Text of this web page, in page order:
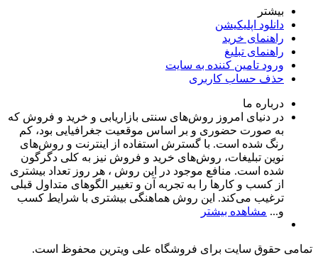
بیشتر
دانلود اپلیکیشن
راهنمای خرید
راهنمای تبلیغ
ورود تامین کننده به سایت
حذف حساب کاربری
درباره ما
در دنیای امروز روش‌های سنتی بازاریابی و خرید و فروش که
به صورت حضوری و بر اساس موقعیت جغرافیایی بود، کم
رنگ شده است. با گسترش استفاده از اینترنت و روش‌های
نوین تبلیغات، روش‌های خرید و فروش نیز به کلی دگرگون
شده است. منافع موجود در این روش ، هر روز تعداد بیشتری
از کسب و کارها را به تجربه‌ آن و تغییر الگوهای متداول قبلی
ترغیب می‌کند. این روش هماهنگی بیشتری با شرایط کسب
و... مشاهده بیشتر
تمامی حقوق سایت برای فروشگاه علی ویترین محفوظ است.